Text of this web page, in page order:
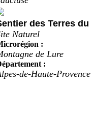
des Terres du
Naturel
:
de Lure
:
de-Haute-Provence